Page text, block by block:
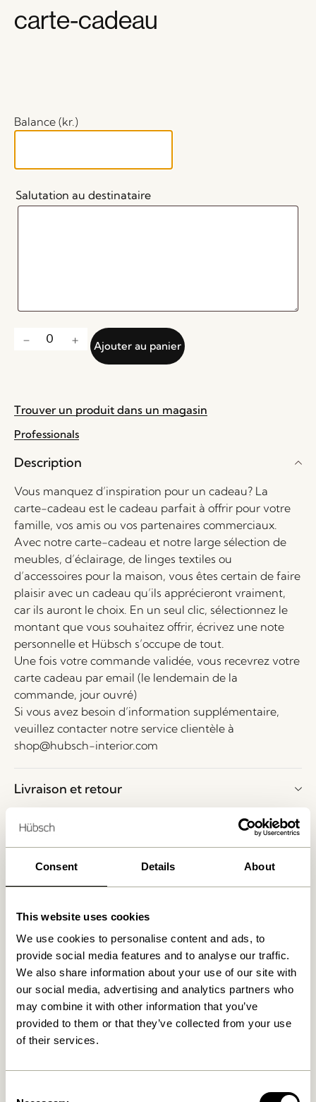
Consent Details About
This website uses cookies
We use cookies to personalise content and ads, to
provide social media features and to analyse our traffic.
We also share information about your use of our site with
our social media, advertising and analytics partners who
may combine it with other information that you’ve
provided to them or that they’ve collected from your use
of their services.
carte-cadeau
Balance (kr.)
Salutation au destinataire
Ajouter au panier
Trouver un produit dans un magasin
Professionals
Description
Vous manquez d’inspiration pour un cadeau? La
carte-cadeau est le cadeau parfait à offrir pour votre
famille, vos amis ou vos partenaires commerciaux.
Avec notre carte-cadeau et notre large sélection de
meubles, d’éclairage, de linges textiles ou
d’accessoires pour la maison, vous êtes certain de faire
plaisir avec un cadeau qu’ils apprécieront vraiment,
car ils auront le choix. En un seul clic, sélectionnez le
montant que vous souhaitez offrir, écrivez une note
personnelle et Hübsch s’occupe de tout.
Une fois votre commande validée, vous recevrez votre
carte cadeau par email (le lendemain de la
commande, jour ouvré)
Si vous avez besoin d’information supplémentaire,
veuillez contacter notre service clientèle à
shop@hubsch-interior.com
Livraison et retour
Veuillez écrire à
shop@hubsch-interior.com ou
Herning, Danemark.
Livraison 1-4 jours ouvrables
Retour 30 jours
Livraison gratuite à partir de499 DKK*
Produits similaires